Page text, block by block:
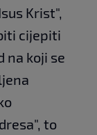
Krist",
cijepiti
na koji se
to